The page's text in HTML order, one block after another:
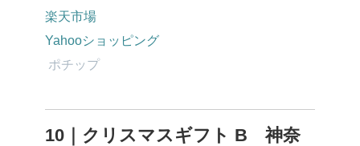
楽天市場
Yahooショッピング
ポチップ
10｜クリスマスギフト B 神奈